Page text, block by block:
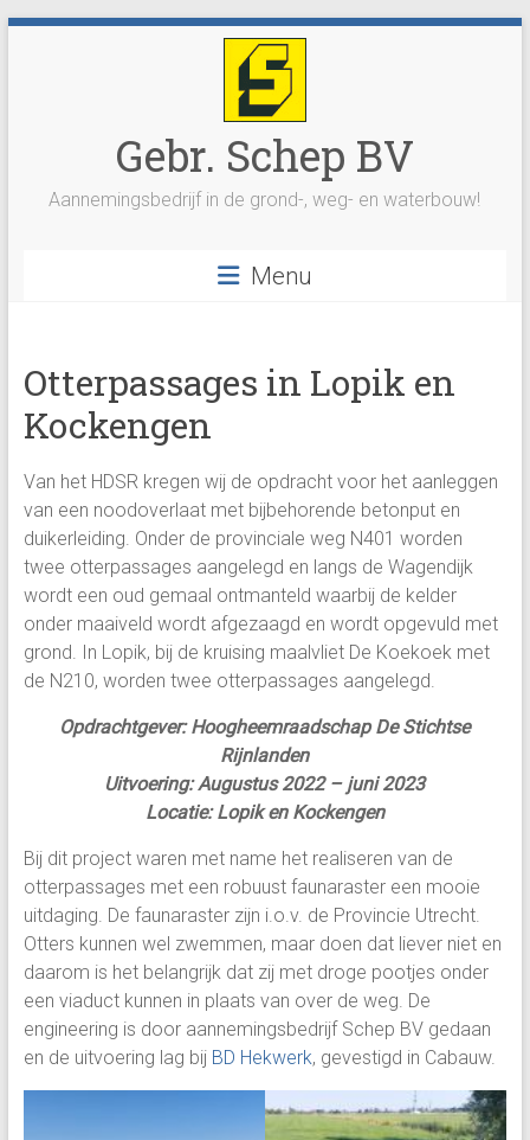
Gebr. Schep BV
Aannemingsbedrijf in de grond-, weg- en waterbouw!
Menu
Otterpassages in Lopik en
Kockengen
Van het HDSR kregen wij de opdracht voor het aanleggen
van een noodoverlaat met bijbehorende betonput en
duikerleiding. Onder de provinciale weg N401 worden
twee otterpassages aangelegd en langs de Wagendijk
wordt een oud gemaal ontmanteld waarbij de kelder
onder maaiveld wordt afgezaagd en wordt opgevuld met
grond. In Lopik, bij de kruising maalvliet De Koekoek met
de N210, worden twee otterpassages aangelegd.
Opdrachtgever: Hoogheemraadschap De Stichtse
Rijnlanden
Uitvoering: Augustus 2022 – juni 2023
Locatie: Lopik en Kockengen
Bij dit project waren met name het realiseren van de
otterpassages met een robuust faunaraster een mooie
uitdaging. De faunaraster zijn i.o.v. de Provincie Utrecht.
Otters kunnen wel zwemmen, maar doen dat liever niet en
daarom is het belangrijk dat zij met droge pootjes onder
een viaduct kunnen in plaats van over de weg. De
engineering is door aannemingsbedrijf Schep BV gedaan
en de uitvoering lag bij BD Hekwerk, gevestigd in Cabauw.